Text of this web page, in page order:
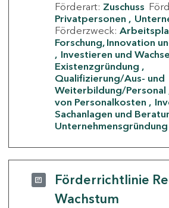
Förderart: Zuschuss
Privatpersonen
Förderzweck:
Forschung, Innovation
Investieren und
Existenzgründung
Qualifizierung/Aus- und
Weiterbildung/Personal
von Personalkosten
Sachanlagen und
Unternehmensgründung
Förderrichtlinie
Wachstum